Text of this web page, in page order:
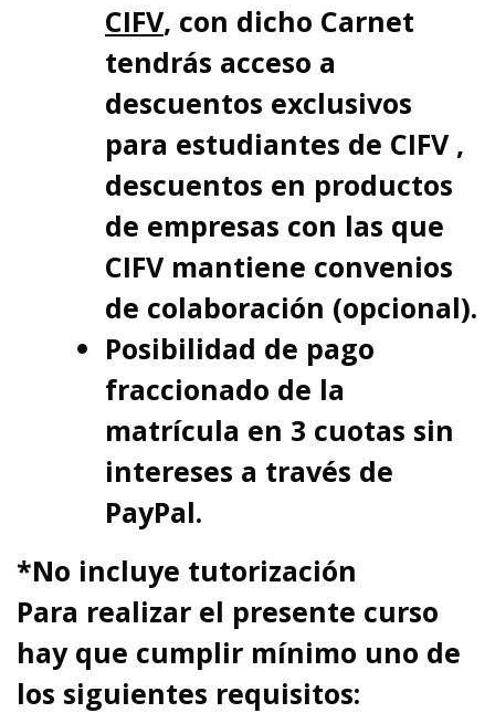
CIFV, con dicho Carnet
tendrás acceso a
descuentos exclusivos
para estudiantes de CIFV ,
descuentos en productos
de empresas con las que
CIFV mantiene convenios
de colaboración (opcional).
Posibilidad de pago
fraccionado de la
matrícula en 3 cuotas sin
intereses a través de
PayPal.
*No incluye tutorización
Para realizar el presente curso
hay que cumplir mínimo uno de
los siguientes requisitos: